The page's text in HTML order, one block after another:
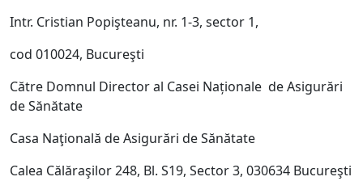
Intr. Cristian Popişteanu, nr. 1-3, sector 1,
cod 010024, Bucureşti
Către Domnul Director al Casei Naționale de Asigurări
de Sănătate
Casa Naţională de Asigurări de Sănătate
Calea Călăraşilor 248, Bl. S19, Sector 3, 030634 Bucureşti